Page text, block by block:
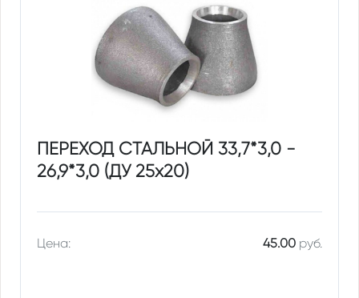
ПЕРЕХОД СТАЛЬНОЙ 33,7*3,0 -
26,9*3,0 (ДУ 25х20)
Цена: 45.00руб.